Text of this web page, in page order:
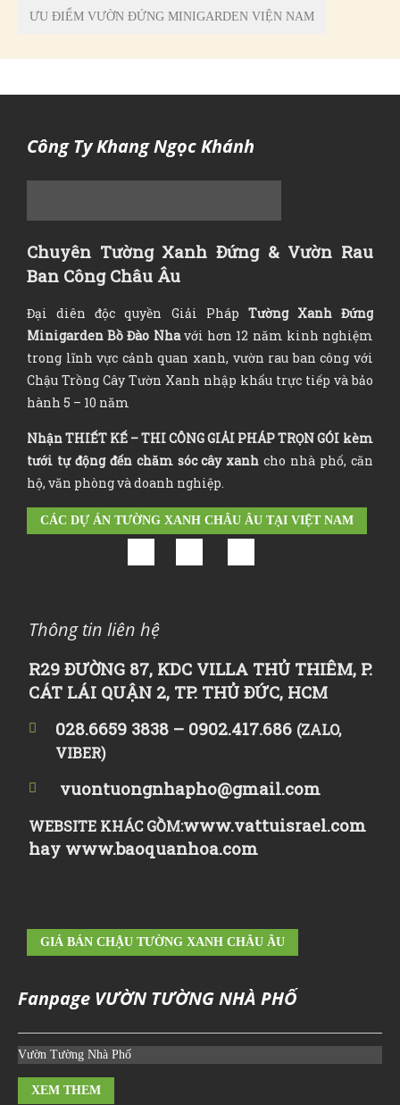
ƯU ĐIỂM VƯỜN ĐỨNG MINIGARDEN VIỆN NAM
Công Ty Khang Ngọc Khánh
Chuyên Tường Xanh Đứng & Vườn Rau
Ban Công Châu Âu
Đại diên độc quyền Giải Pháp Tường Xanh Đứng
Minigarden Bồ Đào Nhavới hơn 12 năm kinh nghiệm
trong lĩnh vực cảnh quan xanh, vườn rau ban công với
Chậu Trồng Cây Tườn Xanh nhập khẩu trực tiếp và bảo
hành 5 – 10 năm
NhậnTHIẾT KẾ – THI CÔNG GIẢI PHÁP TRỌN GÓI kèm
tưới tự động đến chăm sóc cây xanh cho nhà phố, căn
hộ, văn phòng và doanh nghiệp.
CÁC DỰ ÁN TƯỜNG XANH CHÂU ÂU TẠI VIỆT NAM
Thông tin liên hệ
R29 ĐƯỜNG 87, KDC VILLA THỦ THIÊM, P.
CÁT LÁI QUẬN 2, TP. THỦ ĐỨC, HCM
028.6659 3838 – 0902.417.686 (ZALO,
VIBER)
vuontuongnhapho@gmail.com
WEBSITE KHÁC GỒM:www.vattuisrael.com
hay www.baoquanhoa.com
GIÁ BÁN CHẬU TƯỜNG XANH CHÂU ÂU
Fanpage VƯỜN TƯỜNG NHÀ PHỐ
Vườn Tường Nhà Phố
XEM THEM